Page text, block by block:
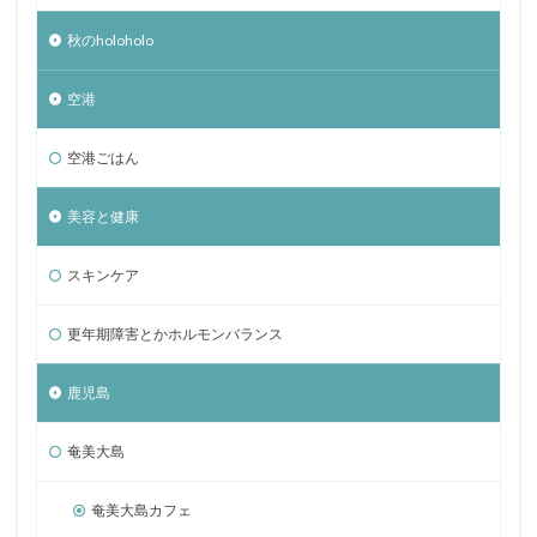
秋のholoholo
空港
空港ごはん
美容と健康
スキンケア
更年期障害とかホルモンバランス
鹿児島
奄美大島
奄美大島カフェ